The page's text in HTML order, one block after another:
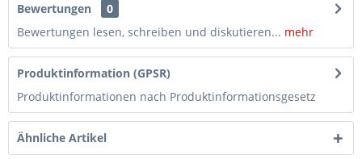
Bewertungen
0
Bewertungen lesen, schreiben und diskutieren... mehr
Produktinformation (GPSR)
Produktinformationen nach Produktinformationsgesetz
Ähnliche Artikel